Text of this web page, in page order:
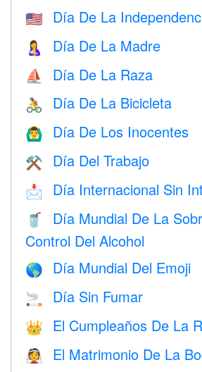
🇺🇸 Día De La
🤱 Día De La Madre
⛵️ Día De La Raza
🚴 Día De La Bicicleta
🙆‍♂️ Día De Los Inocentes
⚒️ Día Del Trabajo
📩 Día Internacional Sin
🥤
Día Mundial De La
Control Del Alcohol
🌎 Día Mundial Del Emoji
🚬 Día Sin Fumar
👑 El Cumpleaños De La
👰 El Matrimonio De La